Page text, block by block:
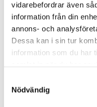
vidarebefordrar även
information från din
annons- och
Dessa kan i sin tur
information som du har
Nödvändig
Lättmonterad
takräcken, för fordon utan
befintliga fästpunkter för
fabriksmonterade räcken.
1 795 kr
kr